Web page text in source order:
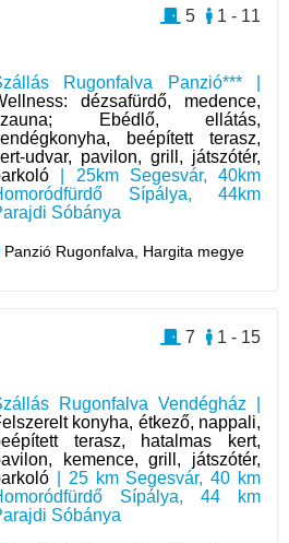
Rugonfalva Panzió*** |
dézsafürdő, medence,
Ebédlő, ellátás,
beépített terasz,
udvar, pavilon, grill, játszótér,
| 25km Segesvár, 40km
Sípálya, 44km
Sóbánya
Panzió Rugonfalva, Hargita megye
1 - 11
5
Rugonfalva Vendégház |
konyha, étkező, nappali,
terasz, hatalmas kert,
kemence, grill, játszótér,
| 25 km Segesvár, 40 km
Sípálya, 44 km
Sóbánya
1 - 15
7